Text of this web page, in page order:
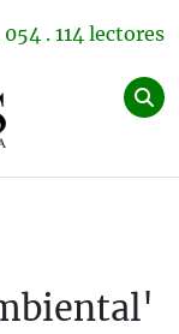
054 . 114 lectores